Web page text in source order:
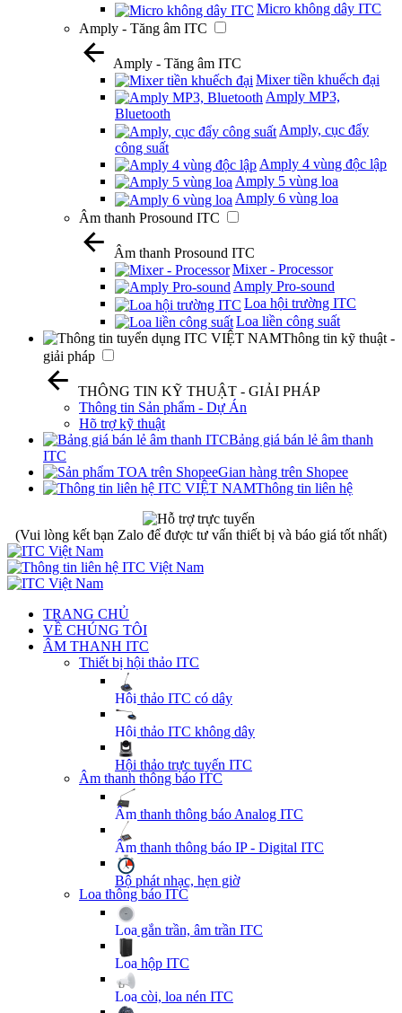
Micro không dây ITC
Amply - Tăng âm ITC
Amply - Tăng âm ITC
Mixer tiền khuếch đại
Amply MP3,
Bluetooth
Amply, cục đẩy
công suất
Amply 4 vùng độc lập
Amply 5 vùng loa
Amply 6 vùng loa
Âm thanh Prosound ITC
Âm thanh Prosound ITC
Mixer - Processor
Amply Pro-sound
Loa hội trường ITC
Loa liền công suất
Thông tin kỹ thuật -
giải pháp
THÔNG TIN KỸ THUẬT - GIẢI PHÁP
Thông tin Sản phẩm - Dự Án
Hõ trợ kỹ thuật
Bảng giá bán lẻ âm thanh
ITC
Gian hàng trên Shopee
Thông tin liên hệ
(Vui lòng kết bạn Zalo để được tư vấn thiết bị và báo giá tốt nhất)
TRANG CHỦ
VỀ CHÚNG TÔI
ÂM THANH ITC
Thiết bị hội thảo ITC
Hội thảo ITC có dây
Hội thảo ITC không dây
Hội thảo trực tuyến ITC
Âm thanh thông báo ITC
Âm thanh thông báo Analog ITC
Âm thanh thông báo IP - Digital ITC
Bộ phát nhạc, hẹn giờ
Loa thông báo ITC
Loa gắn trần, âm trần ITC
Loa hộp ITC
Loa còi, loa nén ITC